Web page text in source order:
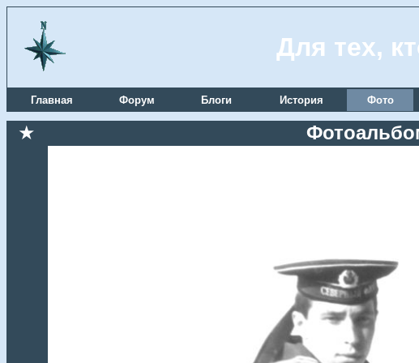
Для тех,
Главная Форум Блоги История Фото
★